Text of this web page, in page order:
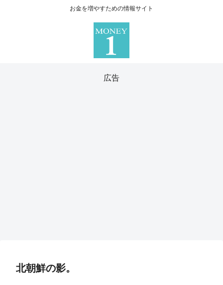
お金を増やすための情報サイト
広告
北朝鮮の影。